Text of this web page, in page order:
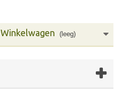
Winkelwagen (leeg)